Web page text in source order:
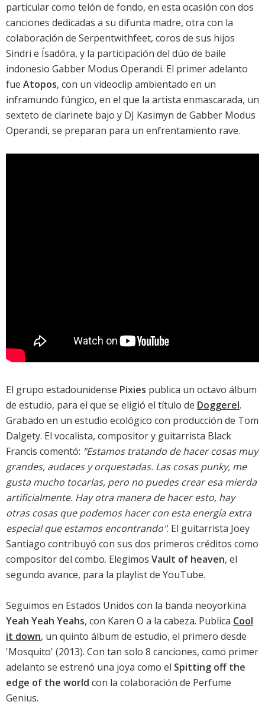
particular como telón de fondo, en esta ocasión con dos
canciones dedicadas a su difunta madre, otra con la
colaboración de Serpentwithfeet, coros de sus hijos
Sindri e Ísadóra, y la participación del dúo de baile
indonesio Gabber Modus Operandi. El primer adelanto
fue Atopos, con un videoclip ambientado en un
inframundo fúngico, en el que la artista enmascarada, un
sexteto de clarinete bajo y DJ Kasimyn de Gabber Modus
Operandi, se preparan para un enfrentamiento rave.
El grupo estadounidense Pixies publica un octavo álbum
de estudio, para el que se eligió el título de Doggerel.
Grabado en un estudio ecológico con producción de Tom
Dalgety. El vocalista, compositor y guitarrista Black
Francis comentó: "Estamos tratando de hacer cosas muy
grandes, audaces y orquestadas. Las cosas punky, me
gusta mucho tocarlas, pero no puedes crear esa mierda
artificialmente. Hay otra manera de hacer esto, hay
otras cosas que podemos hacer con esta energía extra
especial que estamos encontrando". El guitarrista Joey
Santiago contribuyó con sus dos primeros créditos como
compositor del combo. Elegimos Vault of heaven, el
segundo avance, para la playlist de YouTube.
Seguimos en Estados Unidos con la banda neoyorkina
Yeah Yeah Yeahs, con Karen O a la cabeza. Publica Cool
it down, un quinto álbum de estudio, el primero desde
'Mosquito' (2013). Con tan solo 8 canciones, como primer
adelanto se estrenó una joya como el Spitting off the
edge of the world con la colaboración de Perfume
Genius.